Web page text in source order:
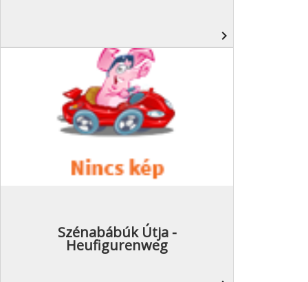
navigate_next
Szénabábúk Útja -
Heufigurenweg